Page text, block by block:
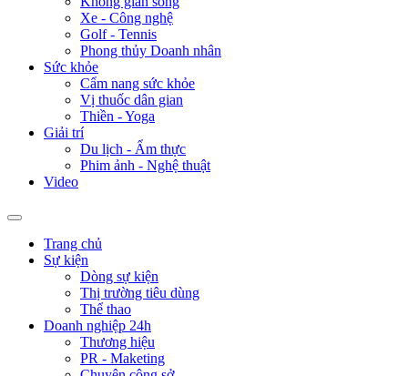
Xe - Công nghệ
Golf - Tennis
Phong thủy Doanh nhân
Sức khỏe
Cẩm nang sức khỏe
Vị thuốc dân gian
Thiền - Yoga
Giải trí
Du lịch - Ẩm thực
Phim ảnh - Nghệ thuật
Video
Trang chủ
Sự kiện
Dòng sự kiện
Thị trường tiêu dùng
Thể thao
Doanh nghiệp 24h
Thương hiệu
PR - Maketing